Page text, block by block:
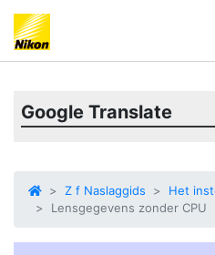
Google Translate
Z f Naslaggids
Het
Lensgegevens zonder CPU